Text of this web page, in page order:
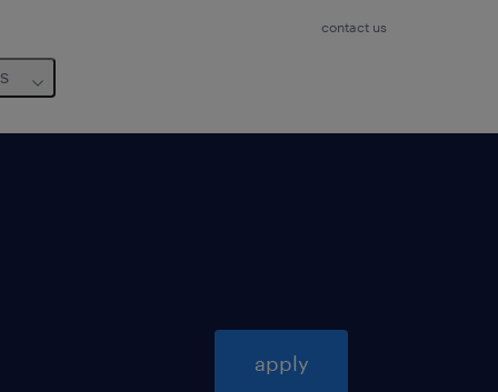
contact us
apply